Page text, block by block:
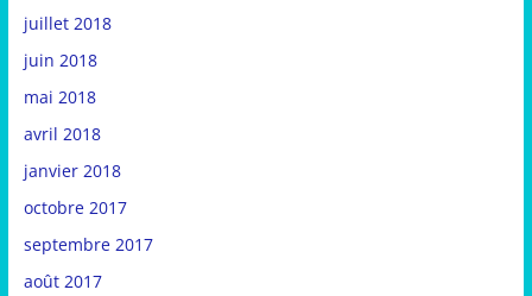
juillet 2018
juin 2018
mai 2018
avril 2018
janvier 2018
octobre 2017
septembre 2017
août 2017